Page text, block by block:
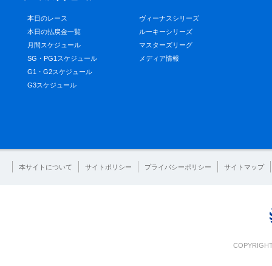
本日のレース
本日の払戻金一覧
月間スケジュール
SG・PG1スケジュール
G1・G2スケジュール
G3スケジュール
ヴィーナスシリーズ
ルーキーシリーズ
マスターズリーグ
メディア情報
本サイトについて サイトポリシー プライバシーポリシー サイトマップ